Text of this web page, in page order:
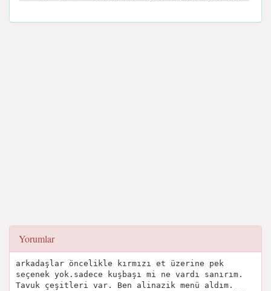
Yorumlar
arkadaşlar öncelikle kırmızı et üzerine pek
seçenek yok.sadece kuşbaşı mi ne vardı sanırım.
Tavuk çeşitleri var. Ben alinazik menü aldım.